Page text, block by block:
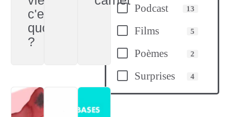
Podcast 13
Films 5
Poèmes 2
Surprises 4
c'est
quoi
?